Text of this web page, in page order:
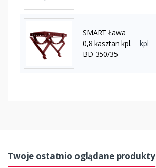
SMART Ława
0,8 kasztan kpl.
BD-350/35
kpl
Twoje ostatnio oglądane produkty